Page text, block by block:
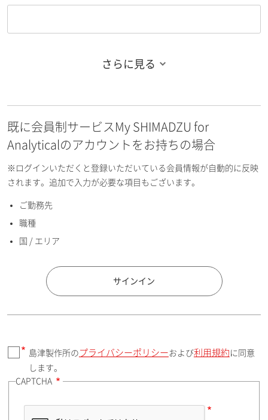
お名前フリガナ（名）
E-mailアドレス（半角英数）
国 / エリア
郵便番号（勤務先）
さらに見る
既に会員制サービスMy SHIMADZU for
Analyticalのアカウントをお持ちの場合
※ログインいただくと登録いただいている会員情報が自動的に反映
されます。追加で入力が必要な項目もございます。
ご勤務先
職種
国 / エリア
サインイン
島津製作所の プライバシーポリシー および利用規約 に同意
します。
CAPTCHA